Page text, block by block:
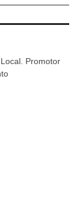
Promotor